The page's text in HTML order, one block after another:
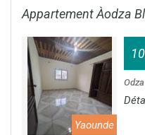
Appartement Àodza
Yaounde